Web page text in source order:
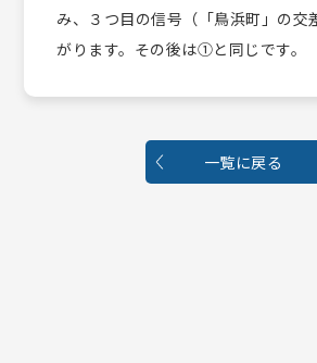
み、３つ目の信号（「鳥浜町」の交
がります。その後は①と同じです。
一覧に戻る